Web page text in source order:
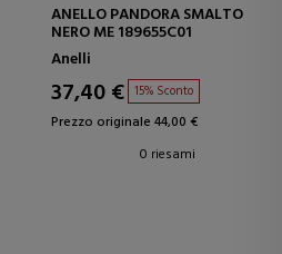
ANELLO PANDORA SMALTO
NERO ME 189655C01
Anelli
37,40 € 15% Sconto
Prezzo originale 44,00 €
0 riesami